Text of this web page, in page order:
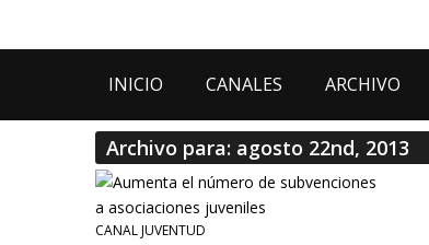
INICIO CANALES ARCHIVO
Archivo para: agosto 22nd, 2013
CANAL JUVENTUD